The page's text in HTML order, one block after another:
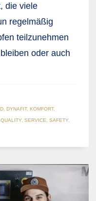
die viele
regelmäßig
teilzunehmen
oder auch
DYNAFIT, KOMFORT,
QUALITY, SERVICE SAFETY,